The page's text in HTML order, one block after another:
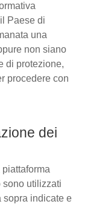
Paese di
una
non siano
di protezione,
procedere con
dei
piattaforma
sono utilizzati
sopra indicate e